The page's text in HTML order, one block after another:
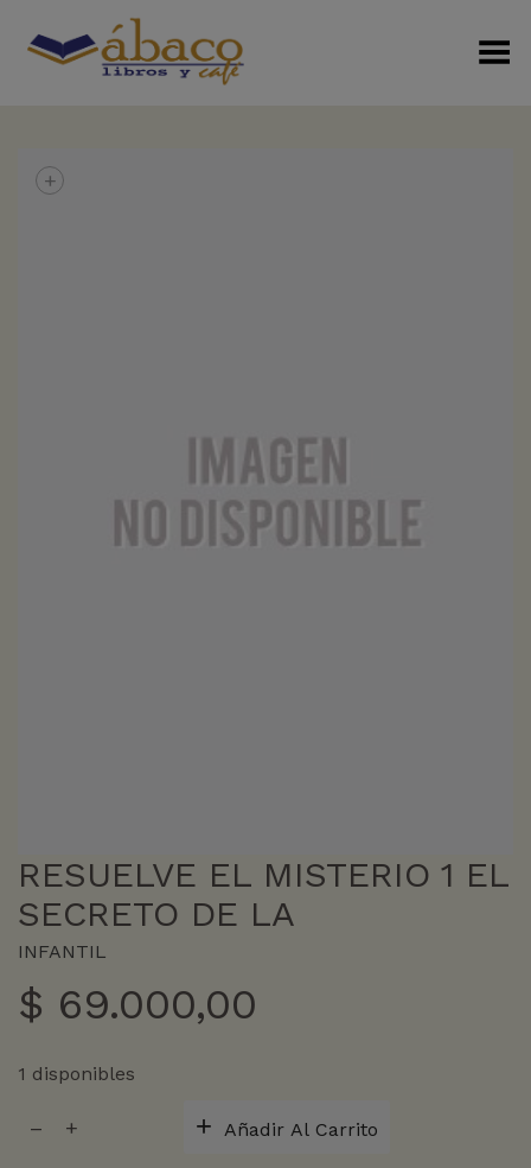
Menú Alterno
+
RESUELVE EL MISTERIO 1 EL
SECRETO DE LA
INFANTIL
$ 69.000,00
1 disponibles
EL
Añadir Al Carrito